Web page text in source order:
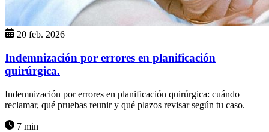
20 feb. 2026
Indemnización por errores en planificación
quirúrgica.
Indemnización por errores en planificación quirúrgica: cuándo
reclamar, qué pruebas reunir y qué plazos revisar según tu caso.
7 min